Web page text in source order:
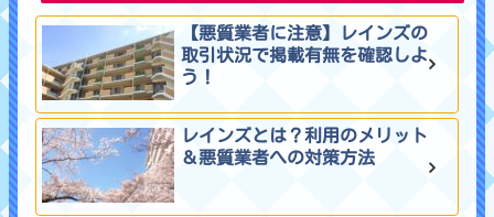
【悪質業者に注意】レインズの
取引状況で掲載有無を確認しよ
う！
レインズとは？利用のメリット
＆悪質業者への対策方法